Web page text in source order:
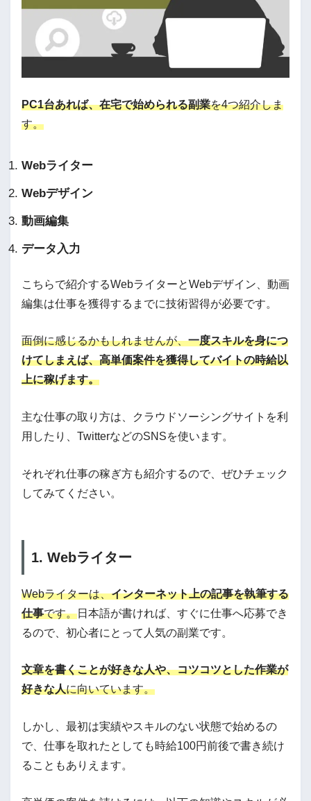
PC1台あれば、在宅で始められる副業を4つ紹介しま
す。
Webライター
Webデザイン
動画編集
データ入力
こちらで紹介するWebライターとWebデザイン、動画
編集は仕事を獲得するまでに技術習得が必要です。
面倒に感じるかもしれませんが、一度スキルを身につ
けてしまえば、高単価案件を獲得してバイトの時給以
上に稼げます。
主な仕事の取り方は、クラウドソーシングサイトを利
用したり、TwitterなどのSNSを使います。
それぞれ仕事の稼ぎ方も紹介するので、ぜひチェック
してみてください。
1. Webライター
Webライターは、インターネット上の記事を執筆する
仕事です。日本語が書ければ、すぐに仕事へ応募でき
るので、初心者にとって人気の副業です。
文章を書くことが好きな人や、コツコツとした作業が
好きな人に向いています。
しかし、最初は実績やスキルのない状態で始めるの
で、仕事を取れたとしても時給100円前後で書き続け
ることもありえます。